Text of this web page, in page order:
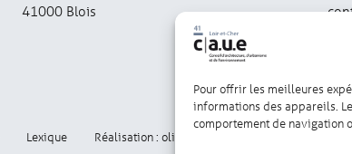
Pour offrir les meilleures
informations des appareils.
comportement de navigation
41000 Blois
Lexique Réalisation : olivgraphic.com